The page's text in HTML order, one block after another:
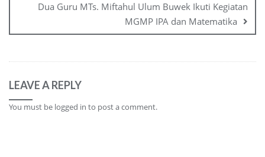
Dua Guru MTs. Miftahul Ulum Buwek Ikuti Kegiatan
MGMP IPA dan Matematika
LEAVE A REPLY
You must be logged in to post a comment.